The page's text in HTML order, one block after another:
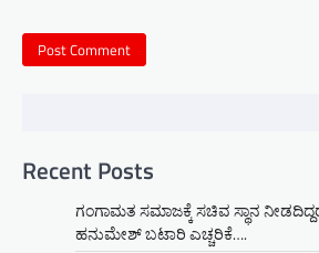
Recent Posts
ಗಂಗಾಮತ ಸಮಾಜಕ್ಕೆ ಸಚಿವ ಸ್ಥಾನ
ಹನುಮೇಶ್ ಬಟಾರಿ ಎಚ್ಚರಿಕೆ….